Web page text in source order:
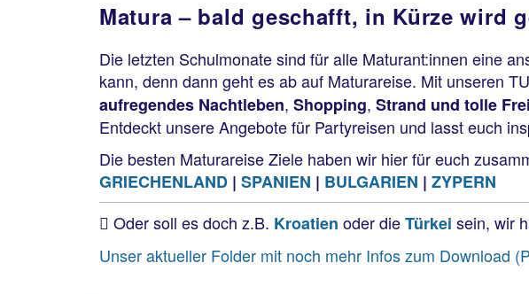
Matura – bald geschafft, in Kürze wird
Die letzten Schulmonate sind für alle Maturant:innen eine
kann, denn dann geht es ab auf Maturareise. Mit unseren
aufregendes Nachtleben, Shopping, Strand und tolle
Entdeckt unsere Angebote für Partyreisen und lasst euch
Die besten Maturareise Ziele haben wir hier für euch
GRIECHENLAND | SPANIEN | BULGARIEN | ZYPERN
Oder soll es doch z.B. Kroatien oder dieTürkei sein, wir
Unser aktueller Folder mit noch mehr Infos zum Download